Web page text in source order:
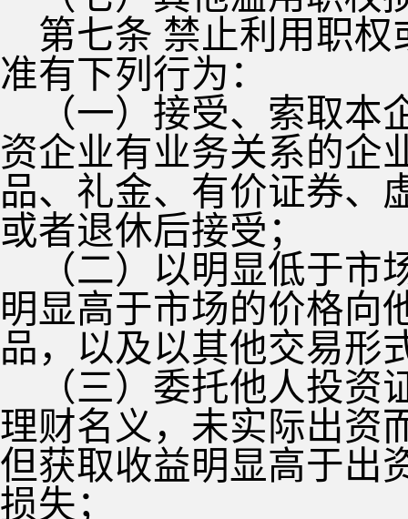
第七条 禁止利用职
准有下列行为：
（一）接受、索取
资企业有业务关系的企
品、礼金、有价证券、
或者退休后接受；
（二）以明显低于
明显高于市场的价格向
品，以及以其他交易形
（三）委托他人投
理财名义，未实际出资
但获取收益明显高于出
损失；